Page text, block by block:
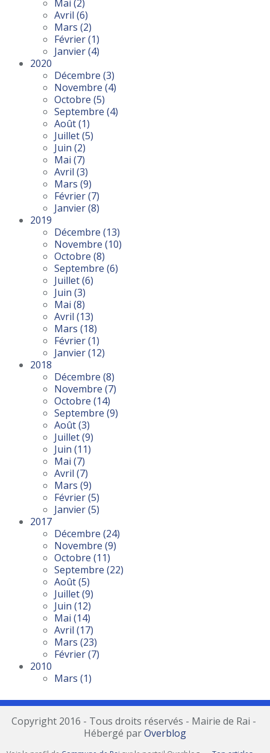
Mai (2)
Avril (6)
Mars (2)
Février(1)
Janvier(4)
2020
Décembre (3)
Novembre (4)
Octobre (5)
Septembre (4)
Août(1)
Juillet(5)
Juin (2)
Mai (7)
Avril (3)
Mars (9)
Février(7)
Janvier(8)
2019
Décembre (13)
Novembre (10)
Octobre (8)
Septembre (6)
Juillet(6)
Juin (3)
Mai (8)
Avril (13)
Mars (18)
Février(1)
Janvier(12)
2018
Décembre (8)
Novembre (7)
Octobre (14)
Septembre (9)
Août(3)
Juillet(9)
Juin (11)
Mai (7)
Avril (7)
Mars (9)
Février(5)
Janvier(5)
2017
Décembre (24)
Novembre (9)
Octobre (11)
Septembre (22)
Août(5)
Juillet(9)
Juin (12)
Mai (14)
Avril (17)
Mars (23)
Février(7)
2010
Mars (1)
Copyright 2016 - Tous droits réservés - Mairie de Rai -
Hébergé parOverblog